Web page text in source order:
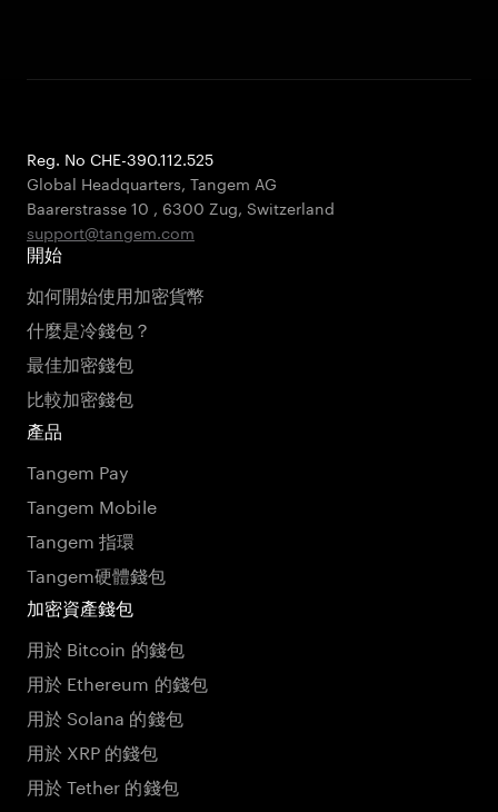
Reg. No CHE-390.112.525
Global Headquarters, Tangem AG
Baarerstrasse 10 , 6300 Zug, Switzerland
support@tangem.com
開始
如何開始使用加密貨幣
什麼是冷錢包？
最佳加密錢包
比較加密錢包
產品
Tangem Pay
Tangem Mobile
Tangem 指環
Tangem硬體錢包
加密資產錢包
用於 Bitcoin 的錢包
用於 Ethereum 的錢包
用於 Solana 的錢包
用於 XRP 的錢包
用於 Tether 的錢包